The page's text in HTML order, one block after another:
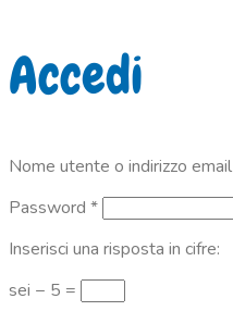
Accedi
Nome utente o indirizzo email
Password *Richiesto
Inserisci una risposta in cifre:
sei − 5 =